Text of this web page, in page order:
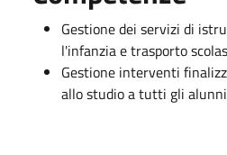
Gestione dei servizi di
l'infanzia e trasporto
Gestione interventi
allo studio a tutti gli